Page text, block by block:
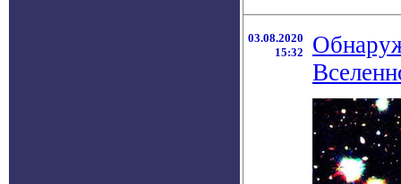
03.08.2020
15:32